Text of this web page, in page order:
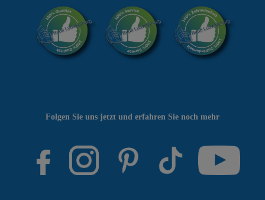
Folgen Sie uns jetzt und erfahren Sie noch mehr